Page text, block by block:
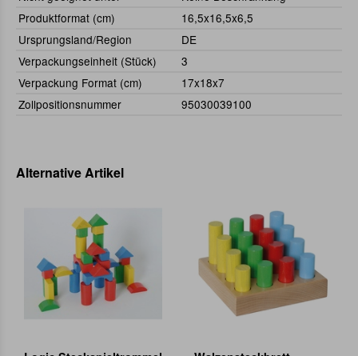
Produktformat (cm)
16,5x16,5x6,5
Ursprungsland/Region
DE
Verpackungseinheit (Stück)
3
Verpackung Format (cm)
17x18x7
Zollpositionsnummer
95030039100
Alternative Artikel